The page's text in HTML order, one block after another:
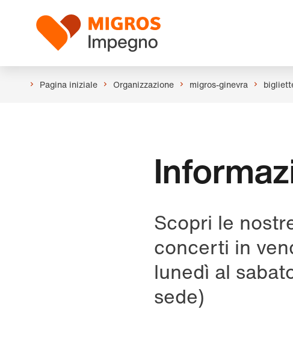
navigazione
Logo
Pagina iniziale Organizzazione migros-ginevra
Scopri le
concerti in
lunedì al
sede)